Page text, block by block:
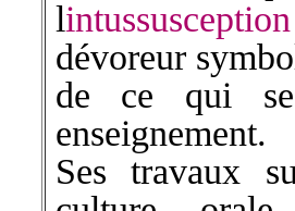
lintussusception
dévoreur
de ce qui
enseignement.
Ses travaux